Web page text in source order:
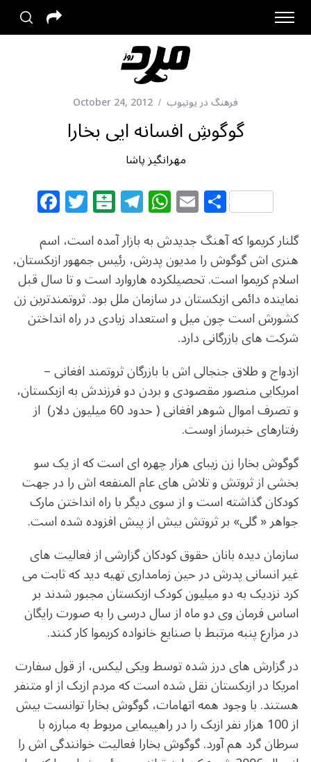
فرهنگ در یوتیوب October 24, 2012
گوگوشِ افسانه ایی بخارا
مهرانگیز پاشا
F
a
c
e
b
o
o
k
T
w
itt
e
r
B
al
at
ar
in
T
el
e
g
ra
m
W
h
at
s
A
p
p
E
m
ai
l
S
h
ar
e
گلنار کریموا که آهنگ جدیدش به بازار آمده است، اسم
هنری اش گوگوش را مدیون پدرش، رئیس جمهور ازبکستان،
اسلام کریموا است. تحصیلکرده هاروارد است و تا سال قبل
نماینده دائمی ازبکستان در سازمان ملل بود. ثروتمندترین زن
کشورش است چون میل و استعداد زیادی در راه انداختن
شرکت های بازرگانی دارد.
ازدواج و طلاق جنجالی اش با بازرگان ثروتمند افغانی –
امریکایی منصور مقصودی و بردن دو فرزندش به ازبکستان،
و تصرف اموال شوهر افغانی ( حدود 60 میلیون دلار) از
رفتارهای خبرساز اوست.
گوگوش بخارا زن زیبای هزار چهره ای است که از یک سو
بخشی از ثروتش و تلاش های عام المنفعه اش را در جهت
کودکان گذاشته است و از سوی دیگر با راه انداختن مارک
جواهر « گلی» بر ثروتش بیش از پیش افزوده شده است.
سازمان دیده بانان حقوق کودکان گزارشی از فعالیت های
غیر انسانی پدرش در حین زمامداری تهیه دید که ثابت می
کرد نزدیک به دو میلیون کودک ازبکستان مجبور شدند بر
اساس فرمان وی دو ماه از سال درسی را به صورت رایگان
در مزارع پنبه مرتبط با صنایع خانواده کریموا کار کنند.
در گزارش های درز شده توسط ویکی لیکس، از قول سفارت
امریکا در ازبکستان نقل شده است که مردم ازبک از او متنفر
هستند. با وجود همه اتهامات، گوگوش بخارا توانست بیش
از 100 هزار نفر ازبک را در راهپیمایی مربوط به مبارزه با
سرطان گرد هم آورد. گوگوش بخارا فعالیت خوانندگی اش را